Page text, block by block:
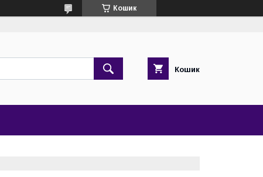
Кошик
Кошик